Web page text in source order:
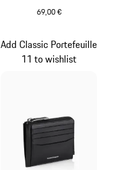
69,00 €
Add Classic Portefeuille
11 to wishlist